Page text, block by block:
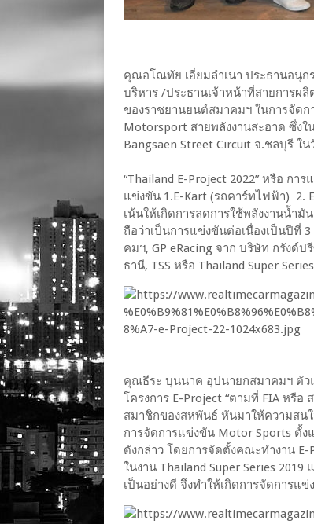
คุณอโณทัย เอี่ยมลำเนา ประธานอนุ
บริหาร /ประธานเจ้าหน้าที่สายการผ
ของราชยานยนต์สมาคมฯ ในการจัดก
Motorsport สายพลังงานสะอาด ซึ่ง
Bangsaen Street Circuit จ.ชลบุรี ใ
“Thailand E-Project 2022” หรือ ก
แข่งขัน 1.E-Kart (รถคาร์ทไฟฟ้า) 2.
เน้นให้เกิดการลดการใช้พลังงานน้ำ
ถือว่าเป็นการแข่งขันต่อเนื่องเป็นปีที่
คมฯ, GP eRacing จาก บริษัท กรังด์ป
ธานี, TSS หรือ Thailand Super
คุณธีระ บุนนาค อุปนายกสมาคมฯ ตัว
โครงการ E-Project “ตามที่ FIA หรื
สมาชิกของสหพันธ์ หันมาให้ความสนใ
การจัดการแข่งขัน Motor Sports ตั้ง
ดังกล่าว โดยการจัดตั้งคณะทำงาน
ในงาน Thailand Super Series 2019
เป็นอย่างดี จึงทำให้เกิดการจัดการแข่